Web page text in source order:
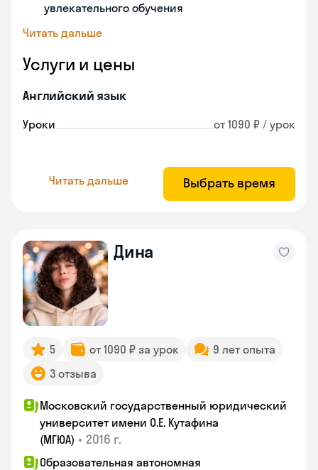
увлекательного обучения
Читать дальше
Услуги и цены
Английский язык
Уроки от 1090 ₽ / урок
Читать дальше Выбрать время
Дина
5 от 1090 ₽ за урок
9 лет опыта
3 отзыва
Московский государственный юридический
университет имени О.Е. Кутафина
(МГЮА) • 2016 г.
Образовательная автономная